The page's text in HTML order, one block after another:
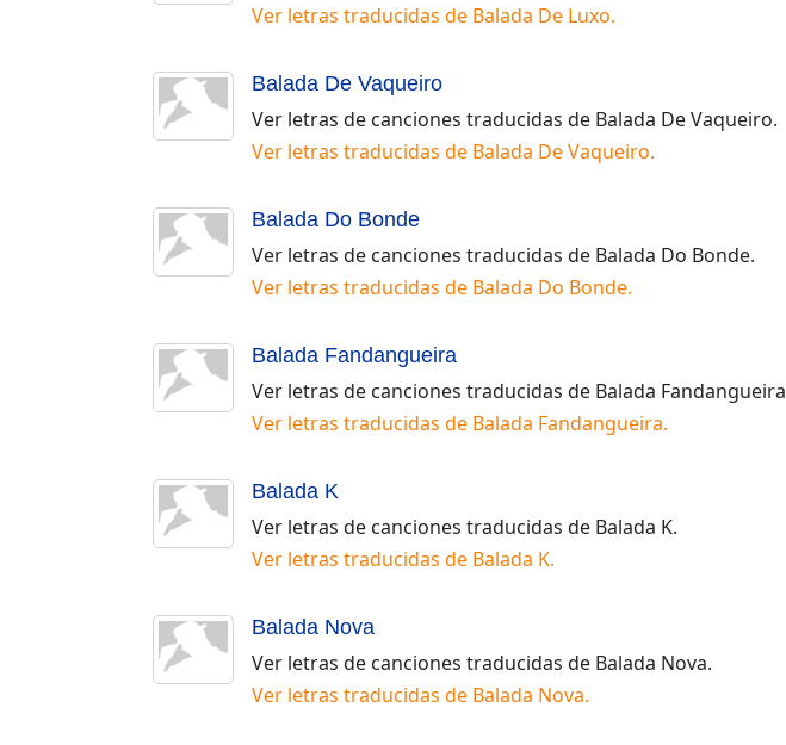
Ver letras traducidas de Balada De Luxo.
Balada De Vaqueiro
Ver letras de canciones traducidas de Balada De Vaqueiro.
Ver letras traducidas de Balada De Vaqueiro.
Balada Do Bonde
Ver letras de canciones traducidas de Balada Do Bonde.
Ver letras traducidas de Balada Do Bonde.
Balada Fandangueira
Ver letras de canciones traducidas de Balada Fandangueira
Ver letras traducidas de Balada Fandangueira.
Balada K
Ver letras de canciones traducidas de Balada K.
Ver letras traducidas de Balada K.
Balada Nova
Ver letras de canciones traducidas de Balada Nova.
Ver letras traducidas de Balada Nova.